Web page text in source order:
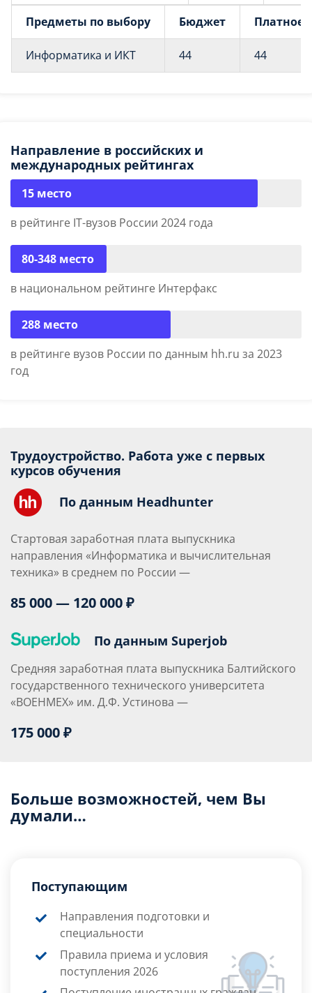
Предметы по выбору Бюджет Платное
Информатика и ИКТ 44 44
Направление в российских и
международных рейтингах
15 место
в рейтинге IT-вузов России 2024 года
80-348 место
в национальном рейтинге Интерфакс
288 место
в рейтинге вузов России по данным hh.ru за 2023
год
Трудоустройство. Работа уже с первых
курсов обучения
По данным Headhunter
Стартовая заработная плата выпускника
направления «Информатика и вычислительная
техника» в среднем по России —
85 000 — 120 000 ₽
По данным Superjob
Средняя заработная плата выпускника Балтийского
государственного технического университета
«ВОЕНМЕХ» им. Д.Ф. Устинова —
175 000 ₽
Больше возможностей, чем Вы
думали…
Поступающим
Направления подготовки и
специальности
Правила приема и условия
поступления 2026